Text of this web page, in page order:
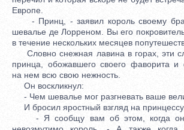
Европе.
- Принц, - заявил король своему
шевалье де Лорреном. Вы его
в течение нескольких месяцев
Словно снежная лавина в горах, эти
принца, обожавшего своего фаворита и
на нем всю свою нежность.
Он воскликнул:
- Чем шевалье мог разгневать ваше
И бросил яростный взгляд на принцессу.
- Я сообщу вам об этом, когда он